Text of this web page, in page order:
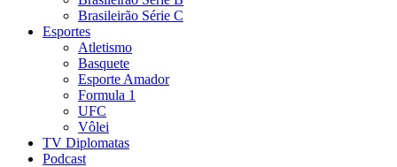
Brasileirão Série C
Esportes
Atletismo
Basquete
Esporte Amador
Formula 1
UFC
Vôlei
TV Diplomatas
Podcast